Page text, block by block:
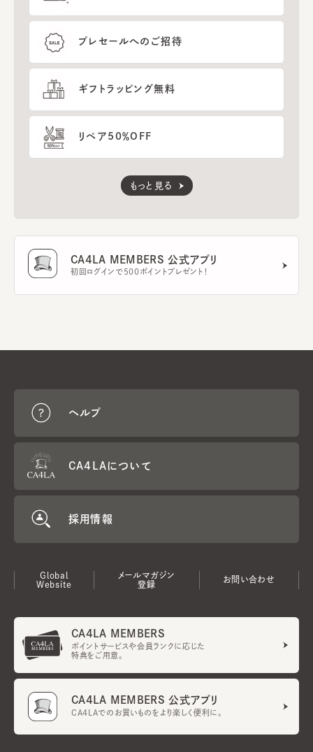
プレセールへのご招待
ギフトラッピング無料
リペア50％OFF
もっと見る
CA4LA MEMBERS 公式アプリ
初回ログインで500ポイントプレゼント！
ヘルプ
CA4LAについて
採用情報
Global
Website
メールマガジン
登録
お問い合わせ
CA4LA MEMBERS
ポイントサービスや会員ランクに応じた
特典をご用意。
CA4LA MEMBERS 公式アプリ
CA4LAでのお買いものをより楽しく便利に。